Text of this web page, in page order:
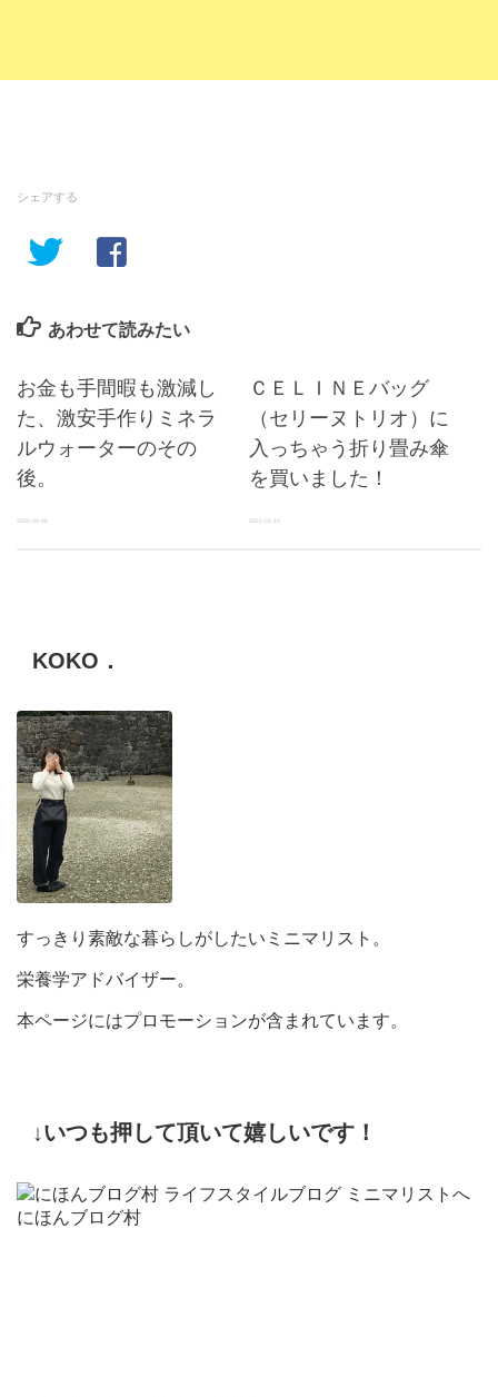
シェアする
あわせて読みたい
お金も手間暇も激減し
た、激安手作りミネラ
ルウォーターのその
後。
2020-09-08
ＣＥＬＩＮＥバッグ
（セリーヌトリオ）に
入っちゃう折り畳み傘
を買いました！
2021-02-15
KOKO．
すっきり素敵な暮らしがしたいミニマリスト。
栄養学アドバイザー。
本ページにはプロモーションが含まれています。
↓いつも押して頂いて嬉しいです！
にほんブログ村